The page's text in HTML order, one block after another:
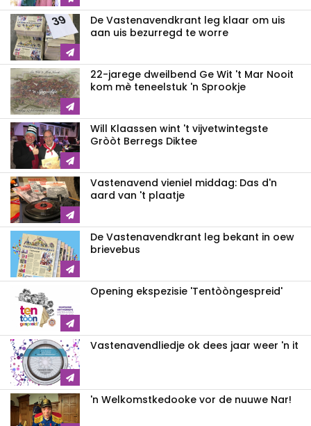
De Vastenavendkrant leg klaar om uis
aan uis bezurregd te worre
22-jarege dweilbend Ge Wit 't Mar Nooit
kom mè teneelstuk 'n Sprookje
Will Klaassen wint 't vijvetwintegste
Gròòt Berregs Diktee
Vastenavend vieniel middag: Das d'n
aard van 't plaatje
De Vastenavendkrant leg bekant in oew
brievebus
Opening ekspezisie 'Tentòòngespreid'
Vastenavendliedje ok dees jaar weer 'n it
'n Welkomstkedooke vor de nuuwe Nar!